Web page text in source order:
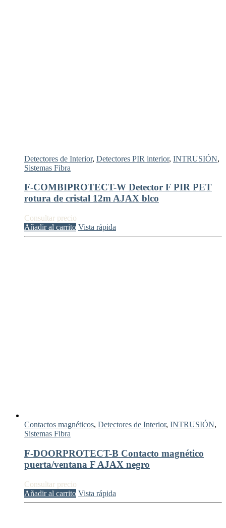
Detectores de Interior, Detectores PIR interior, INTRUSIÓN,
Sistemas Fibra
F-COMBIPROTECT-W Detector F PIR PET
rotura de cristal 12m AJAX blco
Consultar precio
Añadir al carrito Vista rápida
Contactos magnéticos, Detectores de Interior, INTRUSIÓN,
Sistemas Fibra
F-DOORPROTECT-B Contacto magnético
puerta/ventana F AJAX negro
Consultar precio
Añadir al carrito Vista rápida